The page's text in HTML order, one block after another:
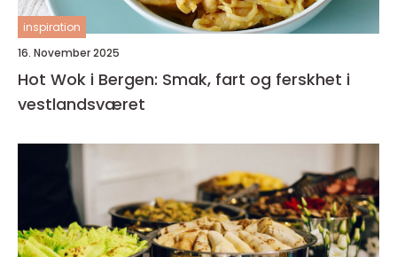
inspiration
16. November 2025
Hot Wok i Bergen: Smak, fart og ferskhet i
vestlandsværet